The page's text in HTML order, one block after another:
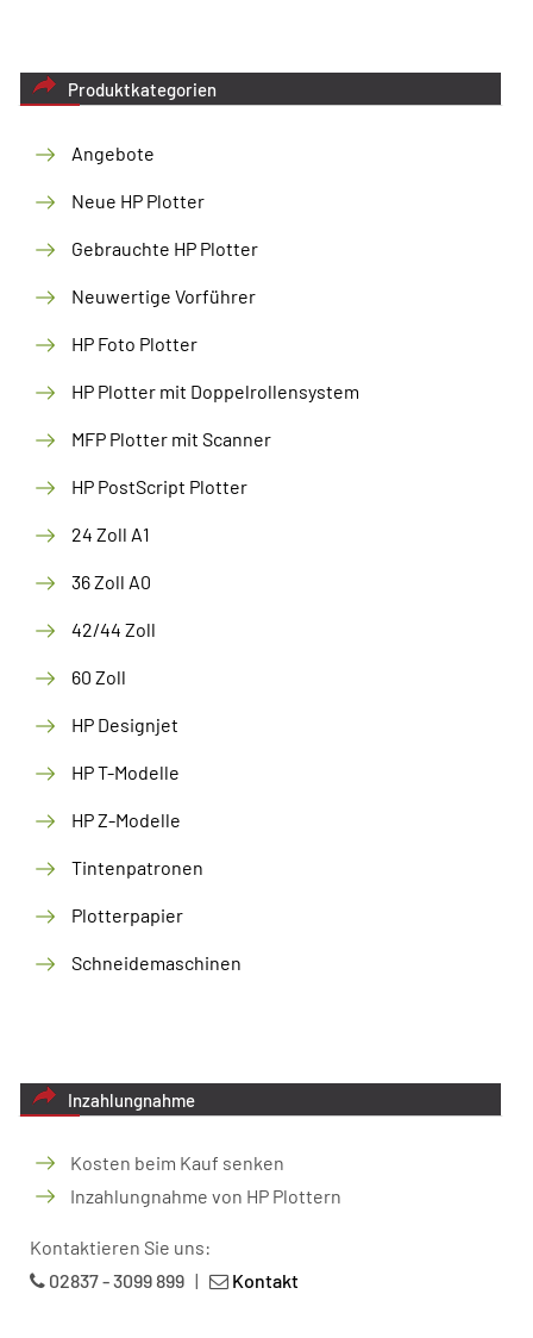
Produktkategorien
Angebote
Neue HP Plotter
Gebrauchte HP Plotter
Neuwertige Vorführer
HP Foto Plotter
HP Plotter mit Doppelrollensystem
MFP Plotter mit Scanner
HP PostScript Plotter
24 Zoll A1
36 Zoll A0
42/44 Zoll
60 Zoll
HP Designjet
HP T-Modelle
HP Z-Modelle
Tintenpatronen
Plotterpapier
Schneidemaschinen
Inzahlungnahme
Kosten beim Kauf senken
Inzahlungnahme von HP Plottern
Kontaktieren Sie uns:
02837 - 3099 899 | Kontakt